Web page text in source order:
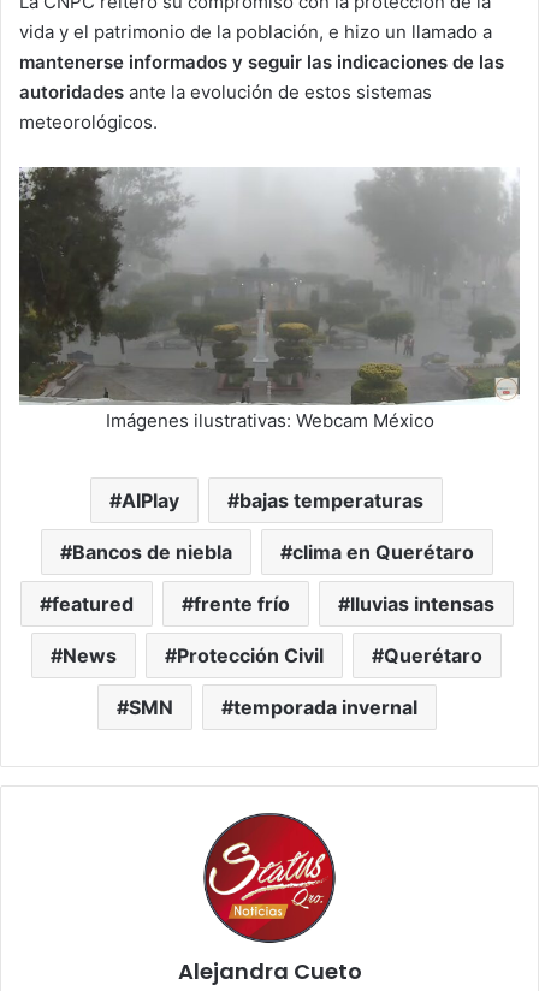
vida y el patrimonio de la población, e hizo un llamado a
mantenerse informados y seguir las indicaciones de las
autoridades ante la evolución de estos sistemas
meteorológicos.
Imágenes ilustrativas: Webcam México
AIPlay bajas temperaturas
Bancos de niebla clima en Querétaro
featured frente frío lluvias intensas
News Protección Civil Querétaro
SMN temporada invernal
Alejandra Cueto